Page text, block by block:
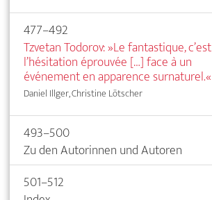
477–492
Tzvetan Todorov: »Le fantastique, c’est
l’hésitation éprouvée […] face à un
événement en apparence surnaturel.«
Daniel Illger, Christine Lötscher
493–500
Zu den Autorinnen und Autoren
501–512